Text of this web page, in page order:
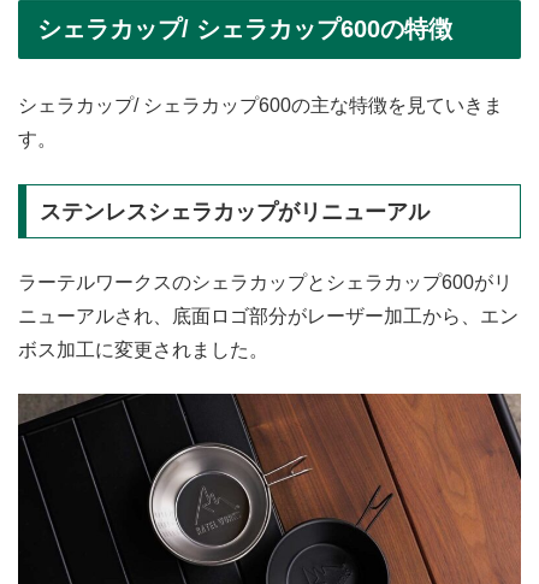
シェラカップ/ シェラカップ600の特徴
シェラカップ/ シェラカップ600の主な特徴を見ていきま
す。
ステンレスシェラカップがリニューアル
ラーテルワークスのシェラカップとシェラカップ600がリ
ニューアルされ、底面ロゴ部分がレーザー加工から、エン
ボス加工に変更されました。